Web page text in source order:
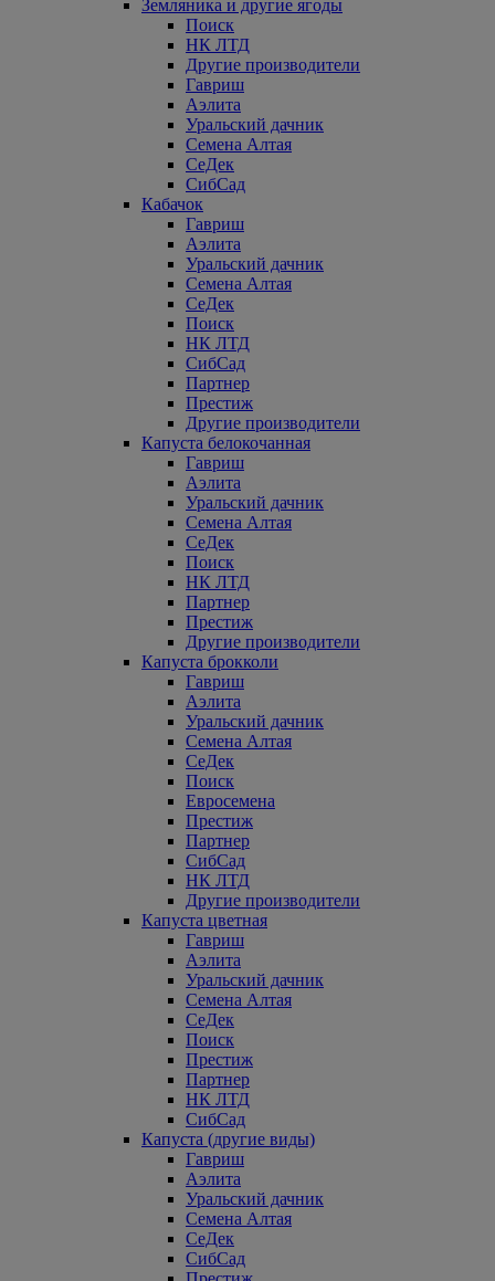
Земляника и другие ягоды
Поиск
НК ЛТД
Другие производители
Гавриш
Аэлита
Уральский дачник
Семена Алтая
СеДек
СибСад
Кабачок
Гавриш
Аэлита
Уральский дачник
Семена Алтая
СеДек
Поиск
НК ЛТД
СибСад
Партнер
Престиж
Другие производители
Капуста белокочанная
Гавриш
Аэлита
Уральский дачник
Семена Алтая
СеДек
Поиск
НК ЛТД
Партнер
Престиж
Другие производители
Капуста брокколи
Гавриш
Аэлита
Уральский дачник
Семена Алтая
СеДек
Поиск
Евросемена
Престиж
Партнер
СибСад
НК ЛТД
Другие производители
Капуста цветная
Гавриш
Аэлита
Уральский дачник
Семена Алтая
СеДек
Поиск
Престиж
Партнер
НК ЛТД
СибСад
Капуста (другие виды)
Гавриш
Аэлита
Уральский дачник
Семена Алтая
СеДек
СибСад